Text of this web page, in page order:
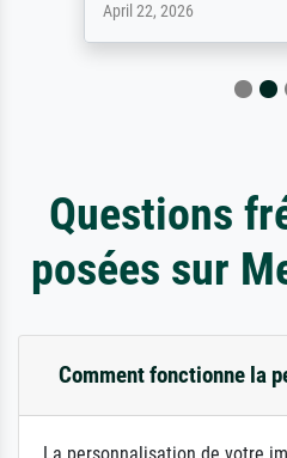
April 22, 2026
Questions
posées sur
Comment fonctionne la